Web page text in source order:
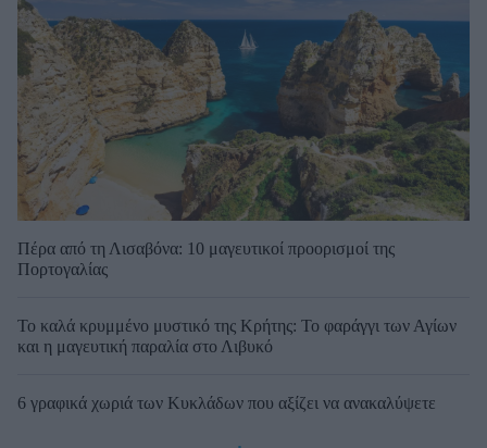
Πέρα από τη Λισαβόνα: 10 μαγευτικοί προορισμοί της
Πορτογαλίας
Το καλά κρυμμένο μυστικό της Κρήτης: Το φαράγγι των Αγίων
και η μαγευτική παραλία στο Λιβυκό
6 γραφικά χωριά των Κυκλάδων που αξίζει να ανακαλύψετε